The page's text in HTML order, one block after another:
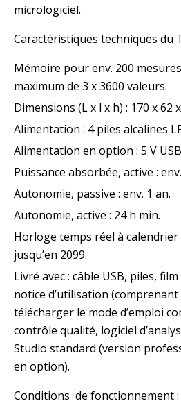
micrologiciel.
Caractéristiques techniques du
Mémoire pour env. 200
maximum de 3 x 3600 valeurs.
Dimensions (L x l x h) : 170 x 62
Alimentation : 4 piles alcalines
Alimentation en option : 5 V
Puissance absorbée, active :
Autonomie, passive : env. 1 an.
Autonomie, active : 24 h min.
Horloge temps réel à
jusqu’en 2099.
Livré avec : câble USB, piles,
notice d’utilisation
télécharger le mode d’emploi
contrôle qualité, logiciel
Studio standard (version
en option).
Conditions de fonctionnement :